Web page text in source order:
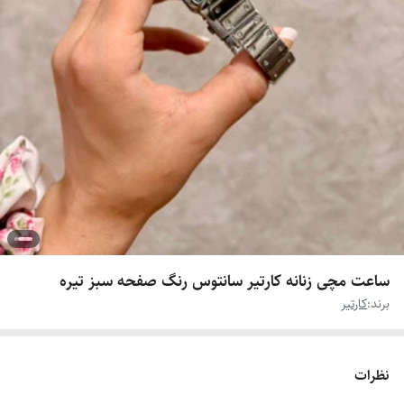
ساعت مچی زنانه کارتیر سانتوس رنگ صفحه سبز تیره
برند:کارتیر
نظرات